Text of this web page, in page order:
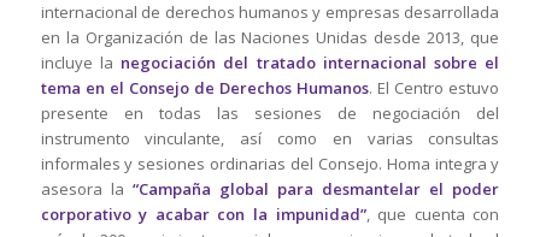
internacional de derechos humanos y empresas desarrollada
en la Organización de las Naciones Unidas desde 2013, que
incluye la negociación del tratado internacional sobre el
tema en el Consejo de Derechos Humanos. El Centro estuvo
presente en todas las sesiones de negociación del
instrumento vinculante, así como en varias consultas
informales y sesiones ordinarias del Consejo. Homa integra y
asesora la “Campaña global para desmantelar el poder
corporativo y acabar con la impunidad”, que cuenta con